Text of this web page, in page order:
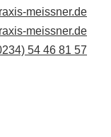
meissner.de
meissner.de
54 46 81 57